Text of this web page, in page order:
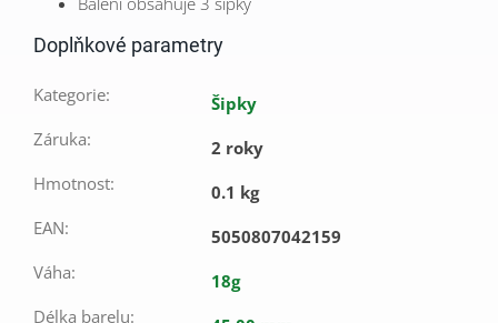
Doplňkové parametry
Kategorie:
Šipky
Záruka:
2 roky
Hmotnost:
0.1 kg
EAN:
5050807042159
Váha:
18g
Délka barelu: